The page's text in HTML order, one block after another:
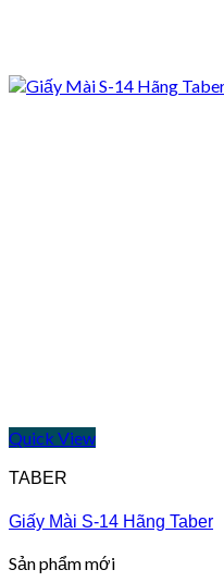
Quick View
TABER
Giấy Mài S-14 Hãng Taber
Sản phẩm mới